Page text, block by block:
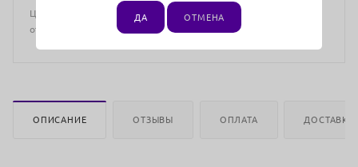
Цена действительна только для интернет-магазина и может
отличаться от цен в розничных магазинах
ОПИСАНИЕ ОТЗЫВЫ ОПЛАТА ДОСТАВКА
ДА ОТМЕНА